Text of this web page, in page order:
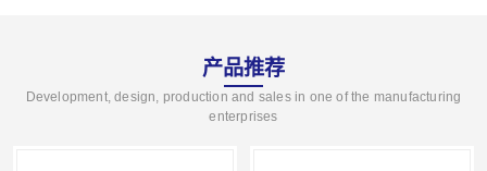
产品推荐
Development, design, production and sales in one of the manufacturing
enterprises